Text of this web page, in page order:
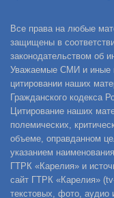
Все права на любые
защищены в
законодательством об
Уважаемые СМИ и иные
цитировании наших
Гражданского кодекса
Цитирование наших
полемических,
объеме, оправданном
указанием
ГТРК «Карелия» и
сайт ГТРК «Карелия»
текстовых, фото, аудио